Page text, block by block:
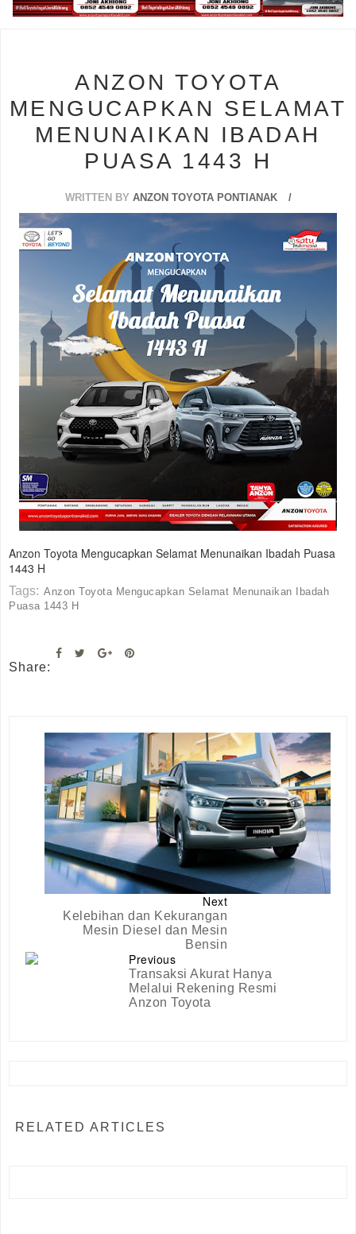
s
ANZON TOYOTA
MENGUCAPKAN SELAMAT
MENUNAIKAN IBADAH
PUASA 1443 H
WRITTEN BY ANZON TOYOTA PONTIANAK
Anzon Toyota Mengucapkan Selamat Menunaikan Ibadah Puasa
1443 H
Tags: Anzon Toyota Mengucapkan Selamat Menunaikan Ibadah
Puasa 1443 H
Share:
Next
Kelebihan dan Kekurangan
Mesin Diesel dan Mesin
Bensin
Previous
Transaksi Akurat Hanya
Melalui Rekening Resmi
Anzon Toyota
RELATED ARTICLES